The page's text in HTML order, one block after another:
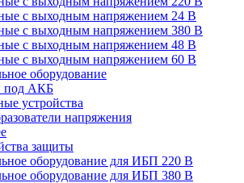
с выходным напряжением 24 В
с выходным напряжением 380 В
с выходным напряжением 48 В
с выходным напряжением 60 В
оборудование
под АКБ
устройства
напряжения
защиты
оборудование для ИБП 220 В
оборудование для ИБП 380 В